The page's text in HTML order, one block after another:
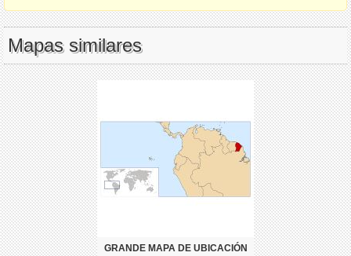
Mapas similares
GRANDE MAPA DE UBICACIÓN